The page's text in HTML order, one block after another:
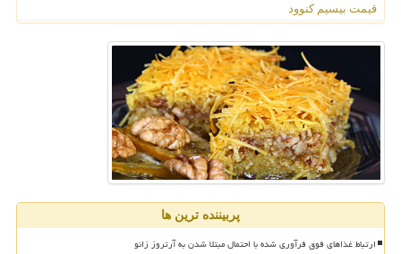
قیمت بیسیم کنوود
پربیننده ترین ها
ارتباط غذاهای فوق فرآوری شده با احتمال مبتلا شدن به آرتروز زانو